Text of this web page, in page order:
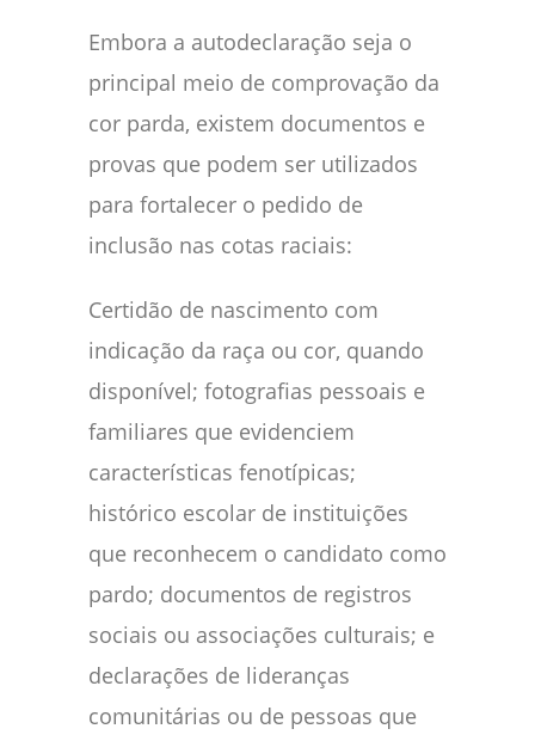
Embora a autodeclaração seja o
principal meio de comprovação da
cor parda, existem documentos e
provas que podem ser utilizados
para fortalecer o pedido de
inclusão nas cotas raciais:
Certidão de nascimento com
indicação da raça ou cor, quando
disponível; fotografias pessoais e
familiares que evidenciem
características fenotípicas;
histórico escolar de instituições
que reconhecem o candidato como
pardo; documentos de registros
sociais ou associações culturais; e
declarações de lideranças
comunitárias ou de pessoas que